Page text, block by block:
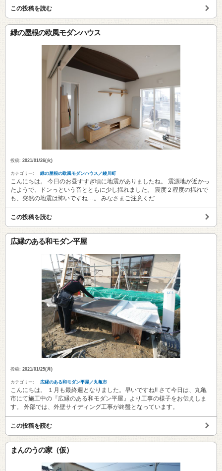
この投稿を読む
緑の屋根の欧風モダンハウス
投稿: 2021/01/26(火)
カテゴリー: 緑の屋根の欧風モダンハウス／綾川町
こんにちは。 今日のお昼すすぎ頃に地震がありましたね。 震源地が近かっ
たようで、ドンっという音とともに少し揺れました。 震度２程度の揺れで
も、突然の地震は怖いですね…。 みなさまご注意くだ
この投稿を読む
広縁のある和モダン平屋
投稿: 2021/01/25(月)
カテゴリー: 広縁のある和モダン平屋／丸亀市
こんにちは。 １月も最終週となりました。早いですね!! さて今日は、丸亀
市にて施工中の『広縁のある和モダン平屋』より工事の様子をお伝えしま
す。 外部では、外壁サイディング工事が終盤となっています。
この投稿を読む
まんのうの家（仮）